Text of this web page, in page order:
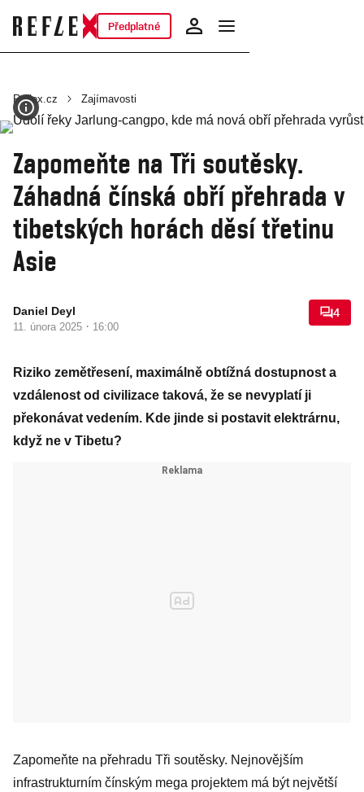
Předplatné
Reflex.cz Zajímavosti
Zapomeňte na Tři soutěsky.
Záhadná čínská obří přehrada v
tibetských horách děsí třetinu
Asie
Daniel Deyl
11. února 2025 · 16:00
4
Riziko zemětřesení, maximálně obtížná dostupnost a
vzdálenost od civilizace taková, že se nevyplatí ji
překonávat vedením. Kde jinde si postavit elektrárnu,
když ne v Tibetu?
Zapomeňte na přehradu Tři soutěsky. Nejnovějším
infrastrukturním čínským mega projektem má být největší